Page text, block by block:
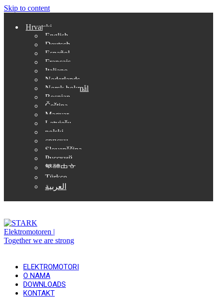
Skip to content
Hrvatski
English
Deutsch
Español
Français
Italiano
Nederlands
Norsk bokmål
Bosnian
Čeština
Magyar
Latviešu
polski
српски
Slovenščina
Русский
繁體中文
Türkçe
العربية
ELEKTROMOTORI
O NAMA
DOWNLOADS
KONTAKT